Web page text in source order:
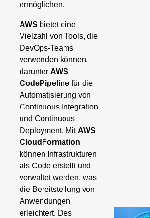
ermöglichen.
AWS bietet eine
Vielzahl von Tools, die
DevOps-Teams
verwenden können,
darunter AWS
CodePipeline für die
Automatisierung von
Continuous Integration
und Continuous
Deployment. MitAWS
CloudFormation
können Infrastrukturen
als Code erstellt und
verwaltet werden, was
die Bereitstellung von
Anwendungen
erleichtert. Des